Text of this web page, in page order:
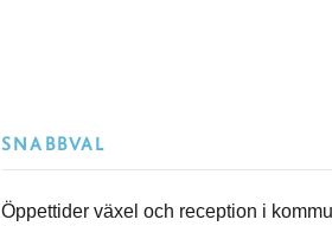
SNABBVAL
Öppettider växel och reception i